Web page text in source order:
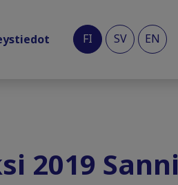
FI SV EN
2019 Sanni